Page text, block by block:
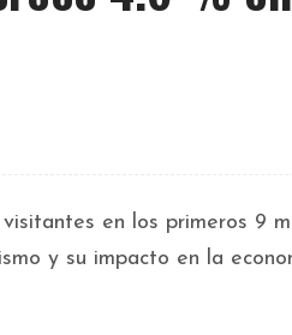
en los primeros 9
y su impacto en la